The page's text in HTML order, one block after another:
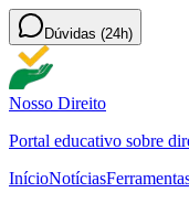
Dúvidas (24h)
Nosso Direito
Portal educativo sobre
InícioNotícias